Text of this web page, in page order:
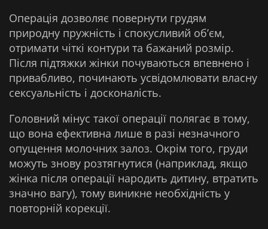
Операція дозволяє повернути грудям
природну пружність і спокусливий об’єм,
отримати чіткі контури та бажаний розмір.
Після підтяжки жінки почуваються впевнено і
привабливо, починають усвідомлювати власну
сексуальність і досконалість.
Головний мінус такої операції полягає в тому,
що вона ефективна лише в разі незначного
опущення молочних залоз. Окрім того, груди
можуть знову розтягнутися (наприклад, якщо
жінка після операції народить дитину, втратить
значно вагу), тому виникне необхідність у
повторній корекції.